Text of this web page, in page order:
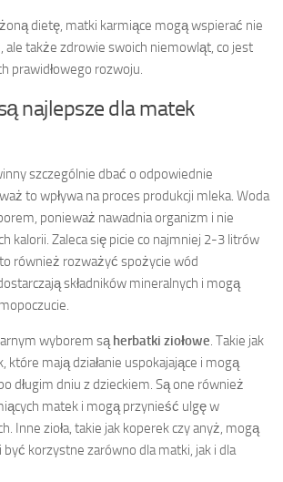
dietę, matki karmiące mogą wspierać nie
ale także zdrowie swoich niemowląt, co jest
prawidłowego rozwoju.
najlepsze dla matek
szczególnie dbać o odpowiednie
to wpływa na proces produkcji mleka. Woda
ponieważ nawadnia organizm i nie
kalorii. Zaleca się picie co najmniej 2-3 litrów
również rozważyć spożycie wód
składników mineralnych i mogą
wyborem sąherbatki ziołowe. Takie jak
które mają działanie uspokajające i mogą
długim dniu z dzieckiem. Są one również
matek i mogą przynieść ulgę w
Inne zioła, takie jak koperek czy anyż, mogą
korzystne zarówno dla matki, jak i dla